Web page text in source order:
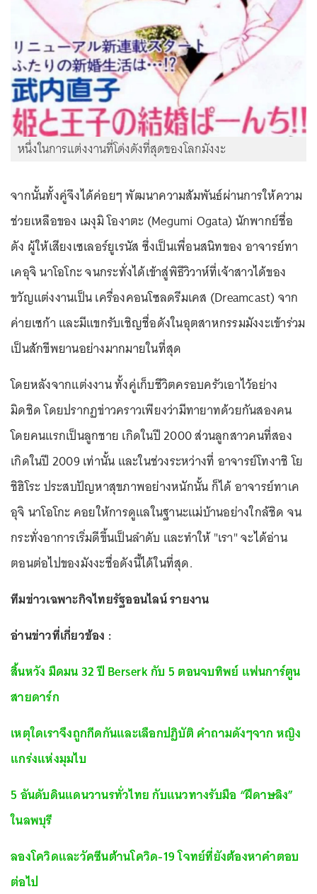
หนึ่งในการแต่งงานที่โด่งดังที่สุดของโลกมังงะ
จากนั้นทั้งคู่จึงได้ค่อยๆ พัฒนาความสัมพันธ์ผ่านการให้ความ
ช่วยเหลือของ เมงุมิ โองาตะ (Megumi Ogata) นักพากย์ชื่อ
ดัง ผู้ให้เสียงเซเลอร์ยูเรนัส ซึ่งเป็นเพื่อนสนิทของ อาจารย์ทา
เคอุจิ นาโอโกะ จนกระทั่งได้เข้าสู่พิธีวิวาห์ที่เจ้าสาวได้ของ
ขวัญแต่งงานเป็น เครื่องคอนโซลดรีมเคส (Dreamcast) จาก
ค่ายเซก้า และมีแขกรับเชิญชื่อดังในอุตสาหกรรมมังงะเข้าร่วม
เป็นสักขีพยานอย่างมากมายในที่สุด
โดยหลังจากแต่งงาน ทั้งคู่เก็บชีวิตครอบครัวเอาไว้อย่าง
มิดชิด โดยปรากฏข่าวคราวเพียงว่ามีทายาทด้วยกันสองคน
โดยคนแรกเป็นลูกชาย เกิดในปี 2000 ส่วนลูกสาวคนที่สอง
เกิดในปี 2009 เท่านั้น และในช่วงระหว่างที่ อาจารย์โทงาชิ โย
ชิฮิโระ ประสบปัญหาสุขภาพอย่างหนักนั้น ก็ได้ อาจารย์ทาเค
อุจิ นาโอโกะ คอยให้การดูแลในฐานะแม่บ้านอย่างใกล้ชิด จน
กระทั่งอาการเริ่มดีขึ้นเป็นลำดับ และทำให้ "เรา" จะได้อ่าน
ตอนต่อไปของมังงะชื่อดังนี้ได้ในที่สุด.
ทีมข่าวเฉพาะกิจไทยรัฐออนไลน์ รายงาน
อ่านข่าวที่เกี่ยวข้อง :
สิ้นหวัง มืดมน 32 ปี Berserk กับ 5 ตอนจบทิพย์ แฟนการ์ตูน
สายดาร์ก
เหตุใดเราจึงถูกกีดกันและเลือกปฏิบัติ คำถามดังๆจาก หญิง
แกร่งแห่งมุมไบ
5 อันดับดินแดนวานรทั่วไทย กับแนวทางรับมือ “ฝีดาษลิง”
ในลพบุรี
ลองโควิดและวัคซีนต้านโควิด-19 โจทย์ที่ยังต้องหาคำตอบ
ต่อไป